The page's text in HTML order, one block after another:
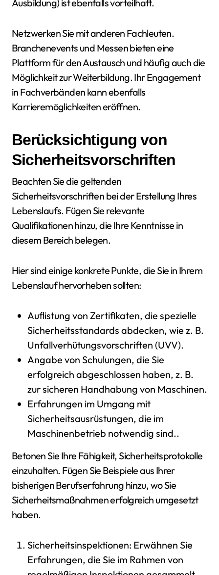
Ausbildung) ist ebenfalls vorteilhaft.
Netzwerken Sie mit anderen Fachleuten.
Branchenevents und Messen bieten eine
Plattform für den Austausch und häufig auch die
Möglichkeit zur Weiterbildung. Ihr Engagement
in Fachverbänden kann ebenfalls
Karrieremöglichkeiten eröffnen.
Berücksichtigung von
Sicherheitsvorschriften
Beachten Sie die geltenden
Sicherheitsvorschriften bei der Erstellung Ihres
Lebenslaufs. Fügen Sie relevante
Qualifikationen hinzu, die Ihre Kenntnisse in
diesem Bereich belegen.
Hier sind einige konkrete Punkte, die Sie in Ihrem
Lebenslauf hervorheben sollten:
Auflistung von Zertifikaten, die spezielle
Sicherheitsstandards abdecken, wie z. B.
Unfallverhütungsvorschriften (UVV).
Angabe von Schulungen, die Sie
erfolgreich abgeschlossen haben, z. B.
zur sicheren Handhabung von Maschinen.
Erfahrungen im Umgang mit
Sicherheitsausrüstungen, die im
Maschinenbetrieb notwendig sind..
Betonen Sie Ihre Fähigkeit, Sicherheitsprotokolle
einzuhalten. Fügen Sie Beispiele aus Ihrer
bisherigen Berufserfahrung hinzu, wo Sie
Sicherheitsmaßnahmen erfolgreich umgesetzt
haben.
Sicherheitsinspektionen: Erwähnen Sie
Erfahrungen, die Sie im Rahmen von